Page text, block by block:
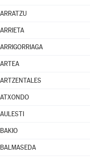
ARRATZU
ARRIETA
ARRIGORRIAGA
ARTEA
ARTZENTALES
ATXONDO
AULESTI
BAKIO
BALMASEDA